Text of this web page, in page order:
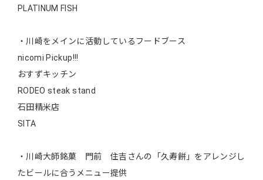
PLATINUM FISH
・川崎をメインに活動しているフードブース
nicomi Pickup!!!
おすずキッチン
RODEO steak stand
石田精米店
SITA
・川崎大師銘菓 門前 住吉さんの「久寿餅」をアレンジし
たビールに合うメニュー提供